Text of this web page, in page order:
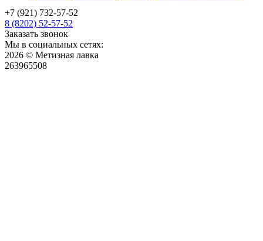
+7 (921) 732-57-52
8 (8202) 52-57-52
Заказать звонок
Мы в социальных сетях:
2026 © Метизная лавка
263965508